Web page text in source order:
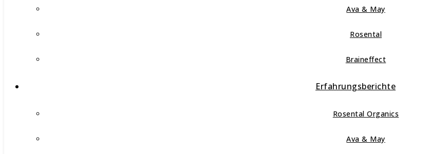
Ava & May
Rosental
Braineffect
Erfahrungsberichte
Rosental Organics
Ava & May